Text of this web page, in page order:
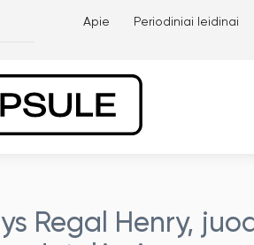
Apie Periodiniai leidinai
Regal Henry,